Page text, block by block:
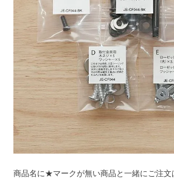
商品名に★マークが無い商品と一緒にご注文